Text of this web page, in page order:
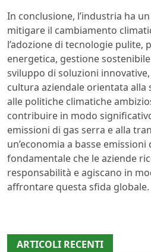
In conclusione, l’industria ha
mitigare il cambiamento
l’adozione di tecnologie pulite,
energetica, gestione
sviluppo di soluzioni
cultura aziendale orientata alla
alle politiche climatiche
contribuire in modo
emissioni di gas serra e alla
un’economia a basse emissioni
fondamentale che le aziende
responsabilità e agiscano in
affrontare questa sfida globale.
ARTICOLI RECENTI